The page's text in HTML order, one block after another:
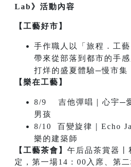
Lab》活動內容
【工藝好市】
手作職人以「旅程．工藝
帶來從部落到都市的手
打烊的盛夏體驗─慢市集
【樂在工藝】
8/9 吉他彈唱｜心宇─
男孩
8/10 百變旋律｜Echo
樂的建築師
【工藝茶會】 午后品茶賞器
定，第一場14：00入席、第二